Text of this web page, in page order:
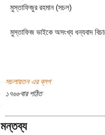
মুস্তাফিজুর রহমান (সচল)
মুস্তাফিজ ভাইকে অসংখ্য ধন্যবাদ
সচলায়তন এর ব্লগ
১৭৬৮বার পঠিত
মন্তব্য